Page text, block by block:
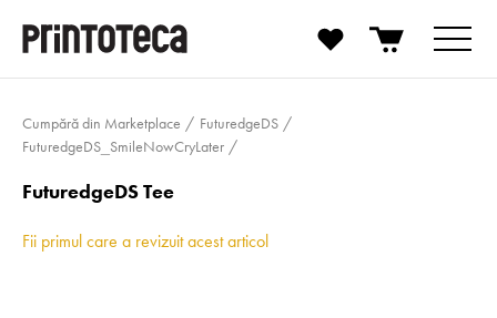
Cumpără din Marketplace
FuturedgeDS
FuturedgeDS_­SmileN­ow­Cry­Later
FuturedgeDS Tee
Fii primul care a revizuit acest articol